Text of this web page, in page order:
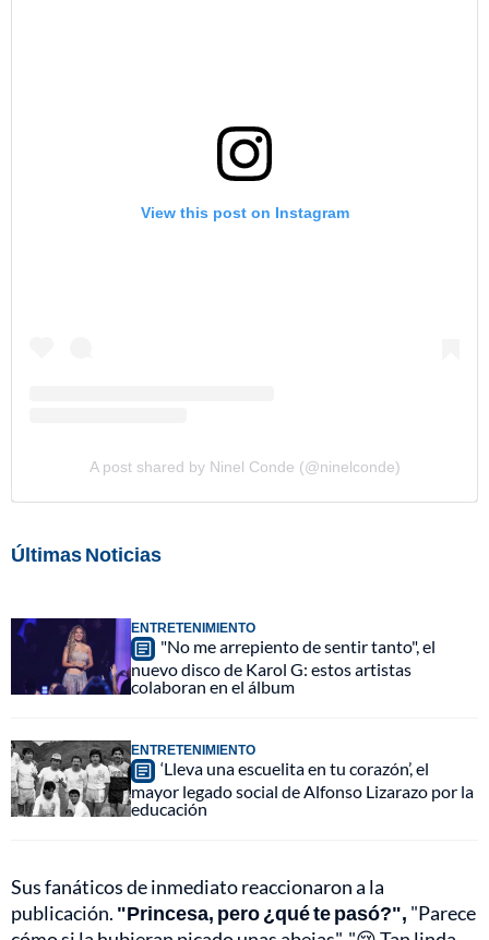
View this post on Instagram
A post shared by Ninel Conde (@ninelconde)
Últimas Noticias
ENTRETENIMIENTO
"No me arrepiento de sentir tanto", el
nuevo disco de Karol G: estos artistas
colaboran en el álbum
ENTRETENIMIENTO
‘Lleva una escuelita en tu corazón’, el
mayor legado social de Alfonso Lizarazo por la
educación
Sus fanáticos de inmediato reaccionaron a la
publicación. "Princesa, pero ¿qué te pasó?", "Parece